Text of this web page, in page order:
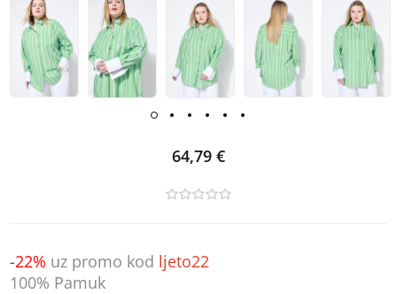
64,79 €
-22% uz promo kod ljeto22
100% Pamuk